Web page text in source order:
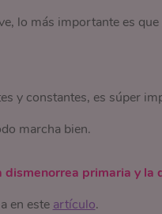
lo más importante es
y constantes, es súper
marcha bien.
dismenorrea primaria y la
en este artículo.